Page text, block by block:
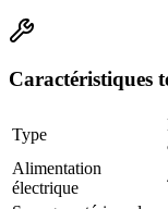
Caractéristiques
Type
Alimentation
électrique